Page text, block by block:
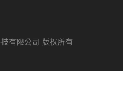
有限公司 版权所有